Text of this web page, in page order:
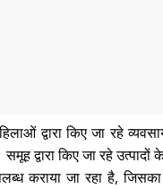
द्वारा किए जा रहे
द्वारा किए जा रहे उत्पादों
कराया जा रहा है,